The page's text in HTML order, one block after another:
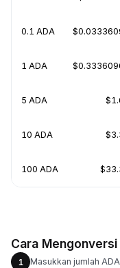
0.1 ADA
1 ADA
5 ADA
10 ADA
100 ADA
Cara
1
Masukkan jumlah